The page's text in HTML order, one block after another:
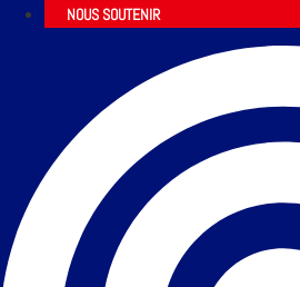
NOUS SOUTENIR